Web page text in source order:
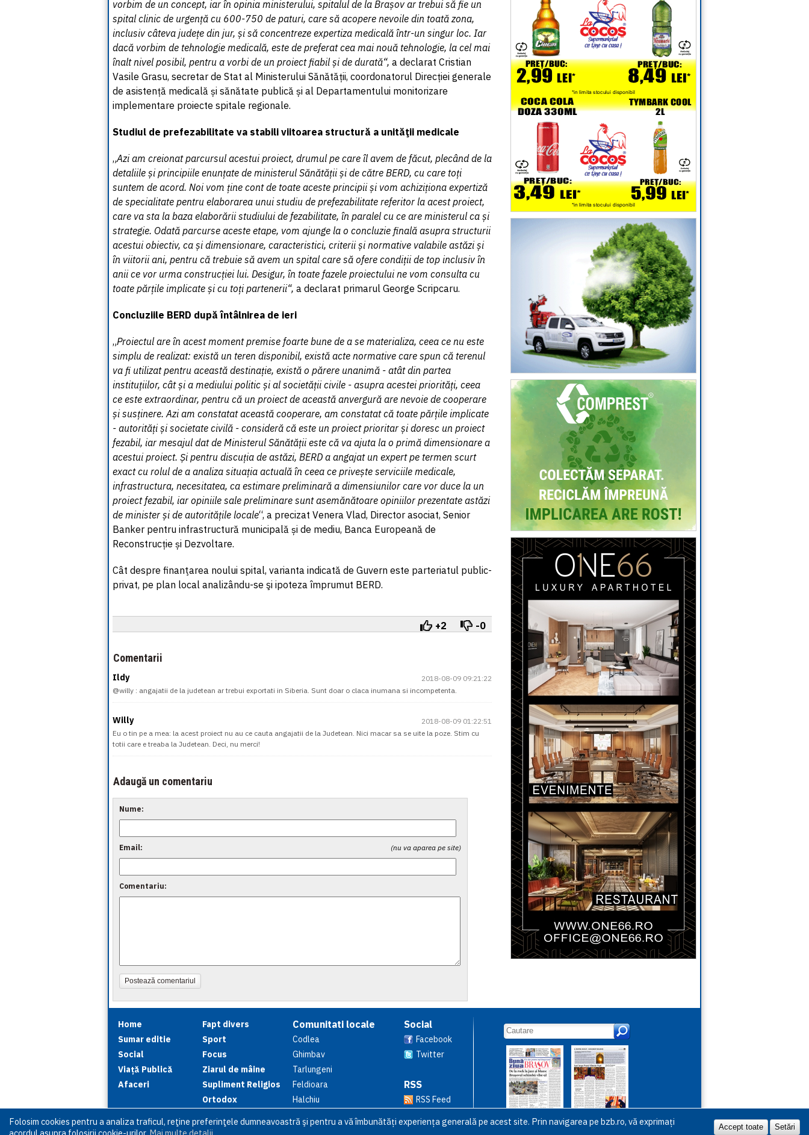
vorbim de un concept, iar în opinia ministerului, spitalul de la Brașov ar trebui să fie un
spital clinic de urgență cu 600-750 de paturi, care să acopere nevoile din toată zona,
inclusiv câteva județe din jur, și să concentreze expertiza medicală într-un singur loc. Iar
dacă vorbim de tehnologie medicală, este de preferat cea mai nouă tehnologie, la cel mai
înalt nivel posibil, pentru a vorbi de un proiect fiabil și de durată“, a declarat Cristian
Vasile Grasu, secretar de Stat al Ministerului Sănătății, coordonatorul Direcției generale
de asistență medicală și sănătate publică și al Departamentului monitorizare
implementare proiecte spitale regionale.
Studiul de prefezabilitate va stabili viitoarea structură a unităţii medicale
„Azi am creionat parcursul acestui proiect, drumul pe care îl avem de făcut, plecând de la
detaliile și principiile enunțate de ministerul Sănătății și de către BERD, cu care toți
suntem de acord. Noi vom ține cont de toate aceste principii și vom achiziționa expertiză
de specialitate pentru elaborarea unui studiu de prefezabilitate referitor la acest proiect,
care va sta la baza elaborării studiului de fezabilitate, în paralel cu ce are ministerul ca și
strategie. Odată parcurse aceste etape, vom ajunge la o concluzie finală asupra structurii
acestui obiectiv, ca și dimensionare, caracteristici, criterii și normative valabile astăzi și
în viitorii ani, pentru că trebuie să avem un spital care să ofere condiții de top inclusiv în
anii ce vor urma construcției lui. Desigur, în toate fazele proiectului ne vom consulta cu
toate părțile implicate și cu toți partenerii“, a declarat primarul George Scripcaru.
Concluziile BERD după întâlnirea de ieri
„Proiectul are în acest moment premise foarte bune de a se materializa, ceea ce nu este
simplu de realizat: există un teren disponibil, există acte normative care spun că terenul
va fi utilizat pentru această destinație, există o părere unanimă - atât din partea
instituțiilor, cât și a mediului politic și al societății civile - asupra acestei priorități, ceea
ce este extraordinar, pentru că un proiect de această anvergură are nevoie de cooperare
și susținere. Azi am constatat această cooperare, am constatat că toate părțile implicate
- autorități și societate civilă - consideră că este un proiect prioritar și doresc un proiect
fezabil, iar mesajul dat de Ministerul Sănătății este că va ajuta la o primă dimensionare a
acestui proiect. Și pentru discuția de astăzi, BERD a angajat un expert pe termen scurt
exact cu rolul de a analiza situația actuală în ceea ce privește serviciile medicale,
infrastructura, necesitatea, ca estimare preliminară a dimensiunilor care vor duce la un
proiect fezabil, iar opiniile sale preliminare sunt asemănătoare opiniilor prezentate astăzi
de minister și de autoritățile locale“, a precizat Venera Vlad, Director asociat, Senior
Banker pentru infrastructură municipală și de mediu, Banca Europeană de
Reconstrucție și Dezvoltare.
Cât despre finanţarea noului spital, varianta indicată de Guvern este parteriatul public-
privat, pe plan local analizându-se şi ipoteza împrumut BERD.
+2 -0
Comentarii
Ildy
2018-08-09 09:21:22
@willy : angajatii de la judetean ar trebui exportati in Siberia. Sunt doar o claca inumana si incompetenta.
Willy
2018-08-09 01:22:51
Eu o tin pe a mea: la acest proiect nu au ce cauta angajatii de la Judetean. Nici macar sa se uite la poze. Stim cu
totii care e treaba la Judetean. Deci, nu merci!
Adaugă un comentariu
Nume:
(nu va aparea pe site)
Email:
Comentariu:
Postează comentariul
Home
Sumar editie
Social
Viață Publică
Afaceri
Fapt divers
Sport
Focus
Ziarul de mâine
Supliment Religios
Ortodox
Comunitati locale
Codlea
Ghimbav
Tarlungeni
Feldioara
Halchiu
Social
Facebook
Twitter
RSS
RSS Feed
Folosim cookies pentru a analiza traficul, reţine preferinţele dumneavoastră şi pentru a vă îmbunătăți experiența generală pe acest site. Prin navigarea pe bzb.ro, vă exprimați
Accept toate Setări